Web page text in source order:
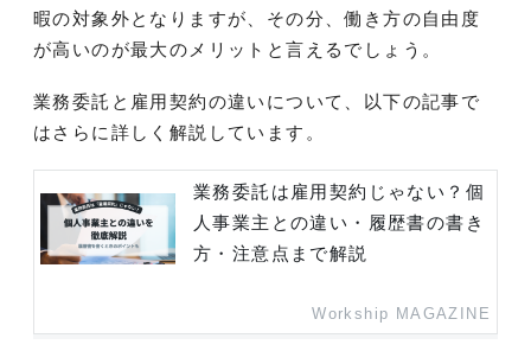
暇の対象外となりますが、その分、働き方の自由度
が高いのが最大のメリットと言えるでしょう。
業務委託と雇用契約の違いについて、以下の記事で
はさらに詳しく解説しています。
業務委託は雇用契約じゃない？個
人事業主との違い・履歴書の書き
方・注意点まで解説
Workship MAGAZINE